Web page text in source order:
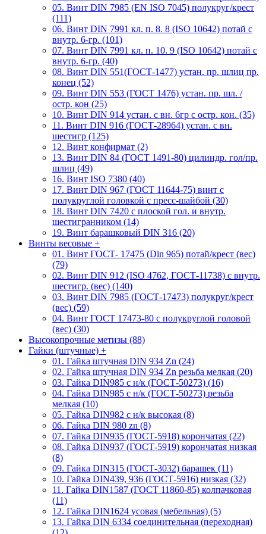
05. Винт DIN 7985 (EN ISO 7045) полукруг/крест
(111)
06. Винт DIN 7991 кл. п. 8. 8 (ISO 10642) потай с
внутр. 6-гр. (101)
07. Винт DIN 7991 кл. п. 10. 9 (ISO 10642) потай с
внутр. 6-гр. (40)
08. Винт DIN 551(ГОСТ-1477) устан. пр. шлиц пр.
конец (52)
09. Винт DIN 553 (ГОСТ 1476) устан. пр. шл. /
остр. кон (25)
10. Винт DIN 914 устан. с вн. 6гр с остр. кон. (35)
11. Винт DIN 916 (ГОСТ-28964) устан. с вн.
шестигр (125)
12. Винт конфирмат (2)
13. Винт DIN 84 (ГОСТ 1491-80) цилиндр. гол/пр.
шлиц (49)
16. Винт ISO 7380 (40)
17. Винт DIN 967 (ГОСТ 11644-75) винт с
полукруглой головкой с пресс-шайбой (30)
18. Винт DIN 7420 с плоской гол. и внутр.
шестигранником (14)
19. Винт барашковый DIN 316 (20)
Винты весовые +
01. Винт ГОСТ- 17475 (Din 965) потай/крест (вес)
(79)
02. Винт DIN 912 (ISO 4762, ГОСТ-11738) с внутр.
шестигр. (вес) (140)
03. Винт DIN 7985 (ГОСТ-17473) полукруг/крест
(вес) (59)
04. Винт ГОСТ 17473-80 c полукруглой головой
(вес) (30)
Высокопрочные метизы (88)
Гайки (штучные) +
01. Гайка штучная DIN 934 Zn (24)
02. Гайка штучная DIN 934 Zn резьба мелкая (20)
03. Гайка DIN985 с н/к (ГОСТ-50273) (16)
04. Гайка DIN985 с н/к (ГОСТ-50273) резьба
мелкая (10)
05. Гайка DIN982 с н/к высокая (8)
06. Гайка DIN 980 zn (8)
07. Гайка DIN935 (ГОСТ-5918) корончатая (22)
08. Гайка DIN937 (ГОСТ-5919) корончатая низкая
(8)
09. Гайка DIN315 (ГОСТ-3032) барашек (11)
10. Гайка DIN439, 936 (ГОСТ-5916) низкая (32)
11. Гайка DIN1587 (ГОСТ 11860-85) колпачковая
(11)
12. Гайка DIN1624 усовая (мебельная) (5)
13. Гайка DIN 6334 соединительная (переходная)